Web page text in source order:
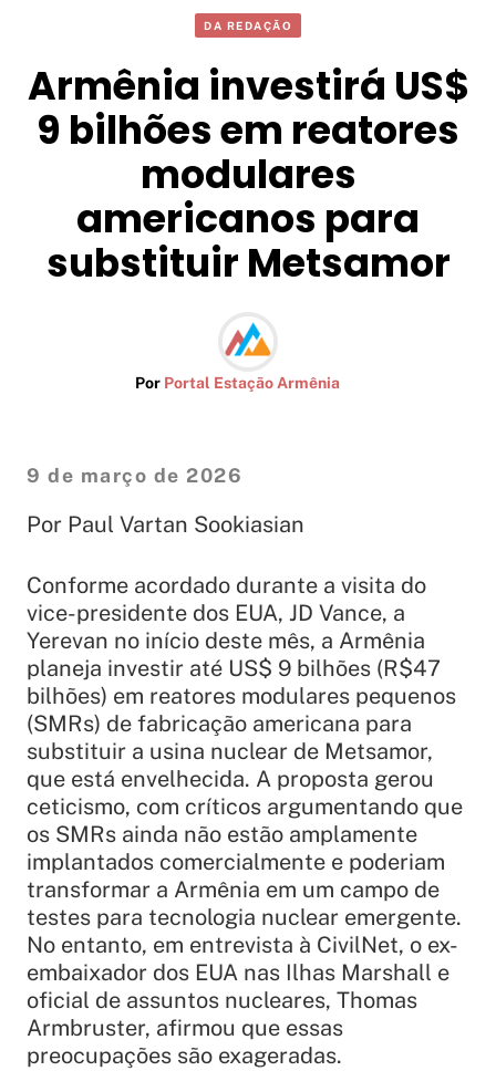
DA REDAÇÃO
Armênia investirá US$
9 bilhões em reatores
modulares
americanos para
substituir Metsamor
Por Portal Estação Armênia
9 de março de 2026
Por Paul Vartan Sookiasian
Conforme acordado durante a visita do
vice-presidente dos EUA, JD Vance, a
Yerevan no início deste mês, a Armênia
planeja investir até US$ 9 bilhões (R$47
bilhões) em reatores modulares pequenos
(SMRs) de fabricação americana para
substituir a usina nuclear de Metsamor,
que está envelhecida. A proposta gerou
ceticismo, com críticos argumentando que
os SMRs ainda não estão amplamente
implantados comercialmente e poderiam
transformar a Armênia em um campo de
testes para tecnologia nuclear emergente.
No entanto, em entrevista à CivilNet, o ex-
embaixador dos EUA nas Ilhas Marshall e
oficial de assuntos nucleares, Thomas
Armbruster, afirmou que essas
preocupações são exageradas.​